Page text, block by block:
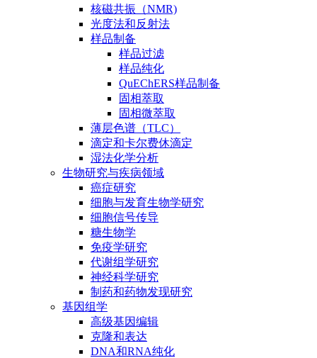
核磁共振（NMR)
光度法和反射法
样品制备
样品过滤
样品纯化
QuEChERS样品制备
固相萃取
固相微萃取
薄层色谱（TLC）
滴定和卡尔费休滴定
湿法化学分析
生物研究与疾病领域
癌症研究
细胞与发育生物学研究
细胞信号传导
糖生物学
免疫学研究
代谢组学研究
神经科学研究
制药和药物发现研究
基因组学
高级基因编辑
克隆和表达
DNA和RNA纯化